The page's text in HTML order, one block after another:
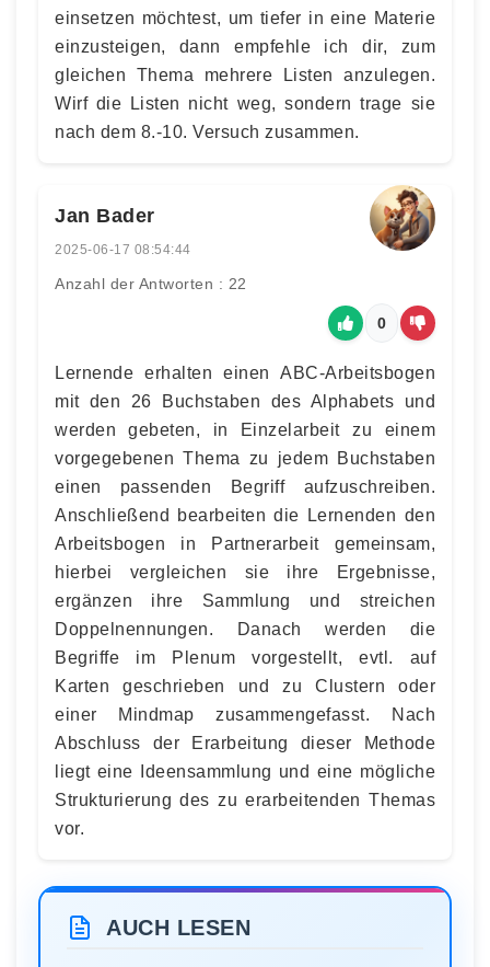
einsetzen möchtest, um tiefer in eine Materie
einzusteigen, dann empfehle ich dir, zum
gleichen Thema mehrere Listen anzulegen.
Wirf die Listen nicht weg, sondern trage sie
nach dem 8.-10. Versuch zusammen.
Jan Bader
2025-06-17 08:54:44
Anzahl der Antworten : 22
0
Lernende erhalten einen ABC-Arbeitsbogen
mit den 26 Buchstaben des Alphabets und
werden gebeten, in Einzelarbeit zu einem
vorgegebenen Thema zu jedem Buchstaben
einen passenden Begriff aufzuschreiben.
Anschließend bearbeiten die Lernenden den
Arbeitsbogen in Partnerarbeit gemeinsam,
hierbei vergleichen sie ihre Ergebnisse,
ergänzen ihre Sammlung und streichen
Doppelnennungen. Danach werden die
Begriffe im Plenum vorgestellt, evtl. auf
Karten geschrieben und zu Clustern oder
einer Mindmap zusammengefasst. Nach
Abschluss der Erarbeitung dieser Methode
liegt eine Ideensammlung und eine mögliche
Strukturierung des zu erarbeitenden Themas
vor.
AUCH LESEN